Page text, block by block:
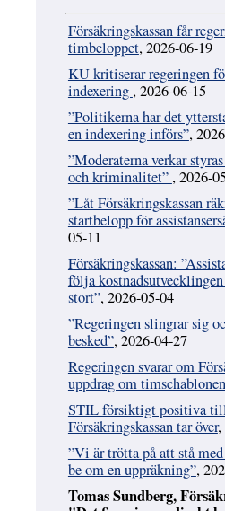
Försäkringskassan får
timbeloppet, 2026-06-19
KU kritiserar regeringen
indexering , 2026-06-15
”Politikerna har det
en indexering införs”,
”Moderaterna verkar
och kriminalitet” , 2026-
”Låt Försäkringskassan
startbelopp för
05-11
Försäkringskassan:
följa
stort”, 2026-05-04
”Regeringen slingrar sig
besked”, 2026-04-27
Regeringen svarar om
uppdrag om timschablonen
STIL försiktigt positiva
Försäkringskassan tar över,
”Vi är trötta på att stå
be om en uppräkning”,
Tomas Sundberg,